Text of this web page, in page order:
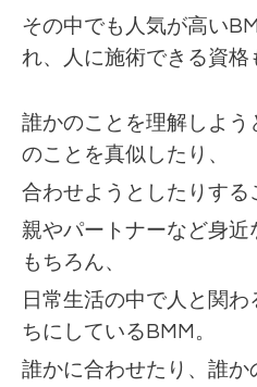
その中でも人気が高い
れ、
人に施術できる資格
誰かのことを理解しよう
のことを真似したり、
合わせようとしたりする
親やパートナーなど身
もちろん、
日常生活の中で人と関わ
ちにしているBMM。
誰かに合わせたり、誰か